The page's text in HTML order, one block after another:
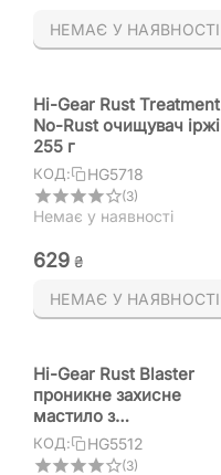
НЕМАЄ У НАЯВНОСТІ
Hi-Gear Rust Treatment
No-Rust очищувач іржі
255 г
КОД: HG5718
(3)
Немає у наявності
‍629‍ ₴
НЕМАЄ У НАЯВНОСТІ
Hi-Gear Rust Blaster
проникне захисне
мастило з
перетворювачем іржі
312 г
КОД: HG5512
(3)